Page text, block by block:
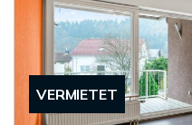
VERMIETET